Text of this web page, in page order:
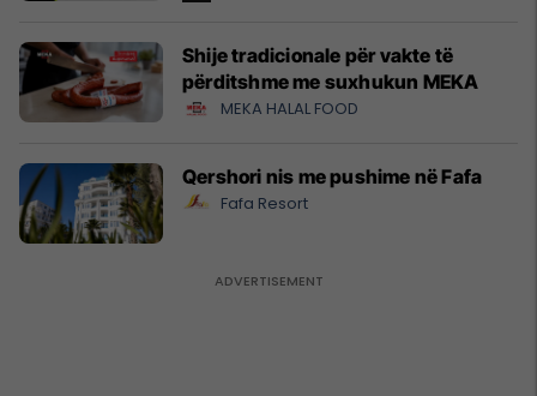
Shije tradicionale për vakte të
përditshme me suxhukun MEKA
MEKA HALAL FOOD
Qershori nis me pushime në Fafa
Fafa Resort